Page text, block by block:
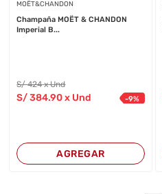
MOËT&CHANDON
Champaña MOËT & CHANDON
Imperial B...
S/424 x Und
S/384.90 x Und -9%
AGREGAR